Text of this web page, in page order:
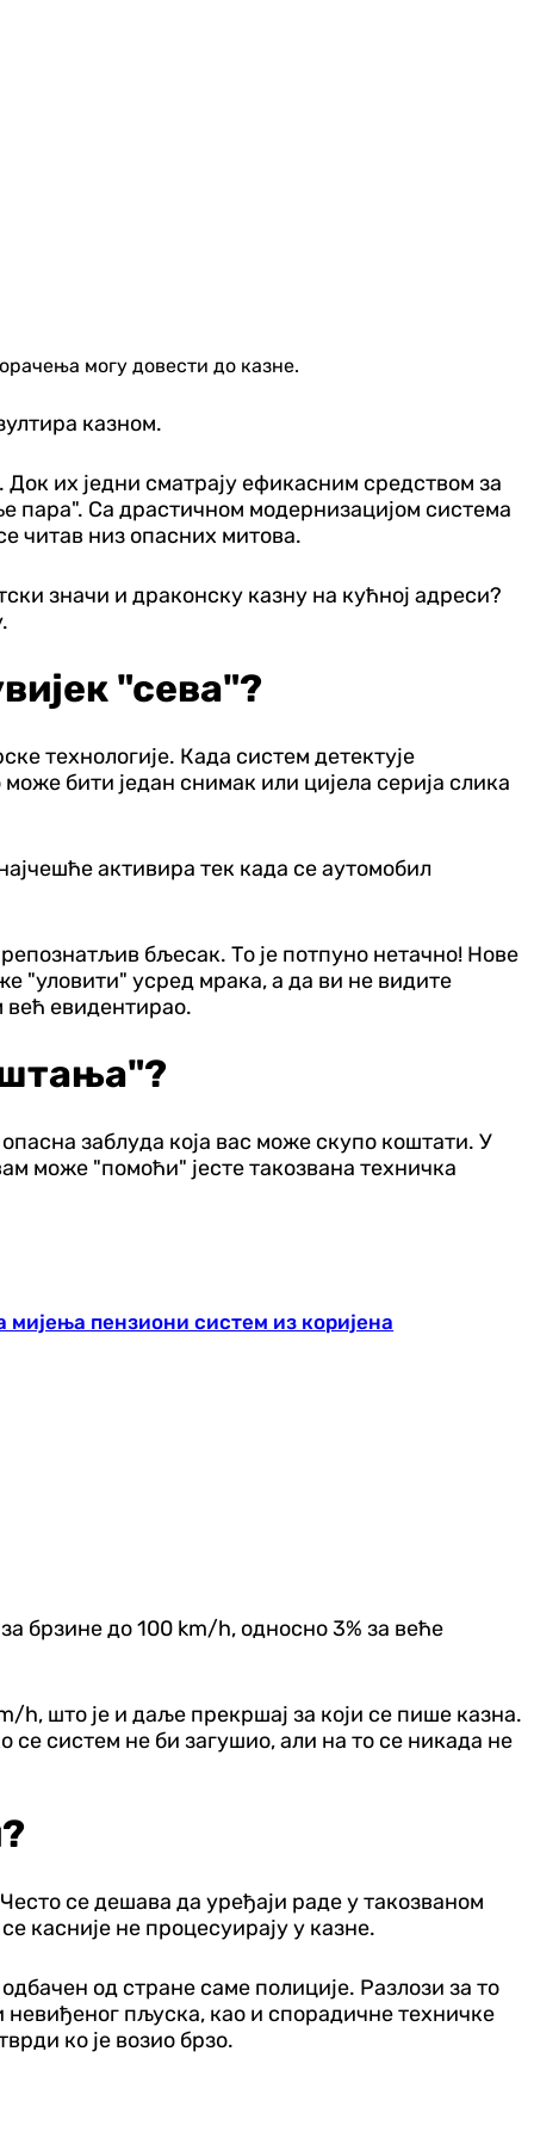
могу довести до казне.
казном.
их једни сматрају ефикасним средством за
пара". Са драстичном модернизацијом система
читав низ опасних митова.
значи и драконску казну на кућној адреси?
"сева"?
технологије. Када систем детектује
бити један снимак или цијела серија слика
активира тек када се аутомобил
бљесак. То је потпуно нетачно! Нове
"уловити" усред мрака, а да ви не видите
већ евидентирао.
заблуда која вас може скупо коштати. У
може "помоћи" јесте такозвана техничка
пензиони систем из коријена
брзине до 100 km/h, односно 3% за веће
што је и даље прекршај за који се пише казна.
систем не би загушио, али на то се никада не
се дешава да уређаји раде у такозваном
касније не процесуирају у казне.
од стране саме полиције. Разлози за то
пљуска, као и спорадичне техничке
ко је возио брзо.